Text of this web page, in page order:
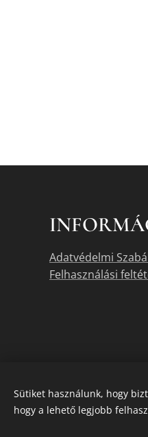
Adatvédelmi
Felhasználási
Sütiket használunk, hogy
hogy a lehető legjobb